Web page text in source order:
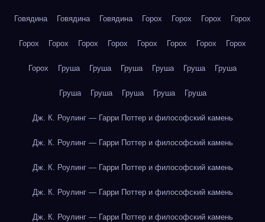
Говядина Говядина Говядина Горох Горох Горох Горох
Горох Горох Горох Горох Горох Горох Горох Горох
Горох Груша Груша Груша Груша Груша Груша
Груша Груша Груша Груша Груша
Дж. К. Роулинг — Гарри Поттер и философский камень
Дж. К. Роулинг — Гарри Поттер и философский камень
Дж. К. Роулинг — Гарри Поттер и философский камень
Дж. К. Роулинг — Гарри Поттер и философский камень
Дж. К. Роулинг — Гарри Поттер и философский камень